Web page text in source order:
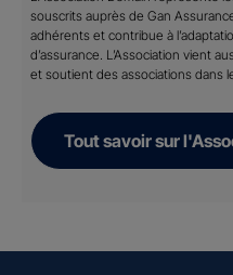
souscrits auprès de Gan
adhérents et contribue à
d’assurance. L’Association vient
et soutient des associations dans
Tout savoir sur